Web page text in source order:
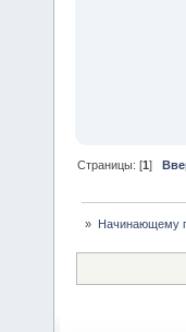
Страницы: [1]
» Начинающему